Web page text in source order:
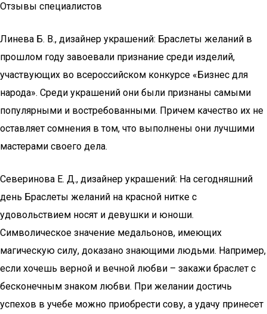
Отзывы специалистов
Линева Б. В., дизайнер украшений: Браслеты желаний в
прошлом году завоевали признание среди изделий,
участвующих во всероссийском конкурсе «Бизнес для
народа». Среди украшений они были признаны самыми
популярными и востребованными. Причем качество их не
оставляет сомнения в том, что выполнены они лучшими
мастерами своего дела.
Северинова Е. Д., дизайнер украшений: На сегодняшний
день Браслеты желаний на красной нитке с
удовольствием носят и девушки и юноши.
Символическое значение медальонов, имеющих
магическую силу, доказано знающими людьми. Например,
если хочешь верной и вечной любви – закажи браслет с
бесконечным знаком любви. При желании достичь
успехов в учебе можно приобрести сову, а удачу принесет